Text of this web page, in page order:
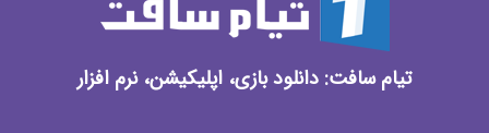
تیام سافت: دانلود بازی، اپلیکیشن، نرم افزار